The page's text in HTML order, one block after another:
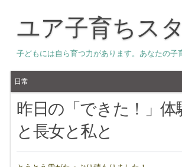
ユア子育ちス
子どもには自ら育つ力があります。あなたの子
日常
昨日の「できた！」体
と長女と私と